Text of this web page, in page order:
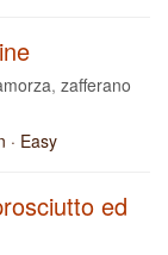
, zafferano
· Easy
ed